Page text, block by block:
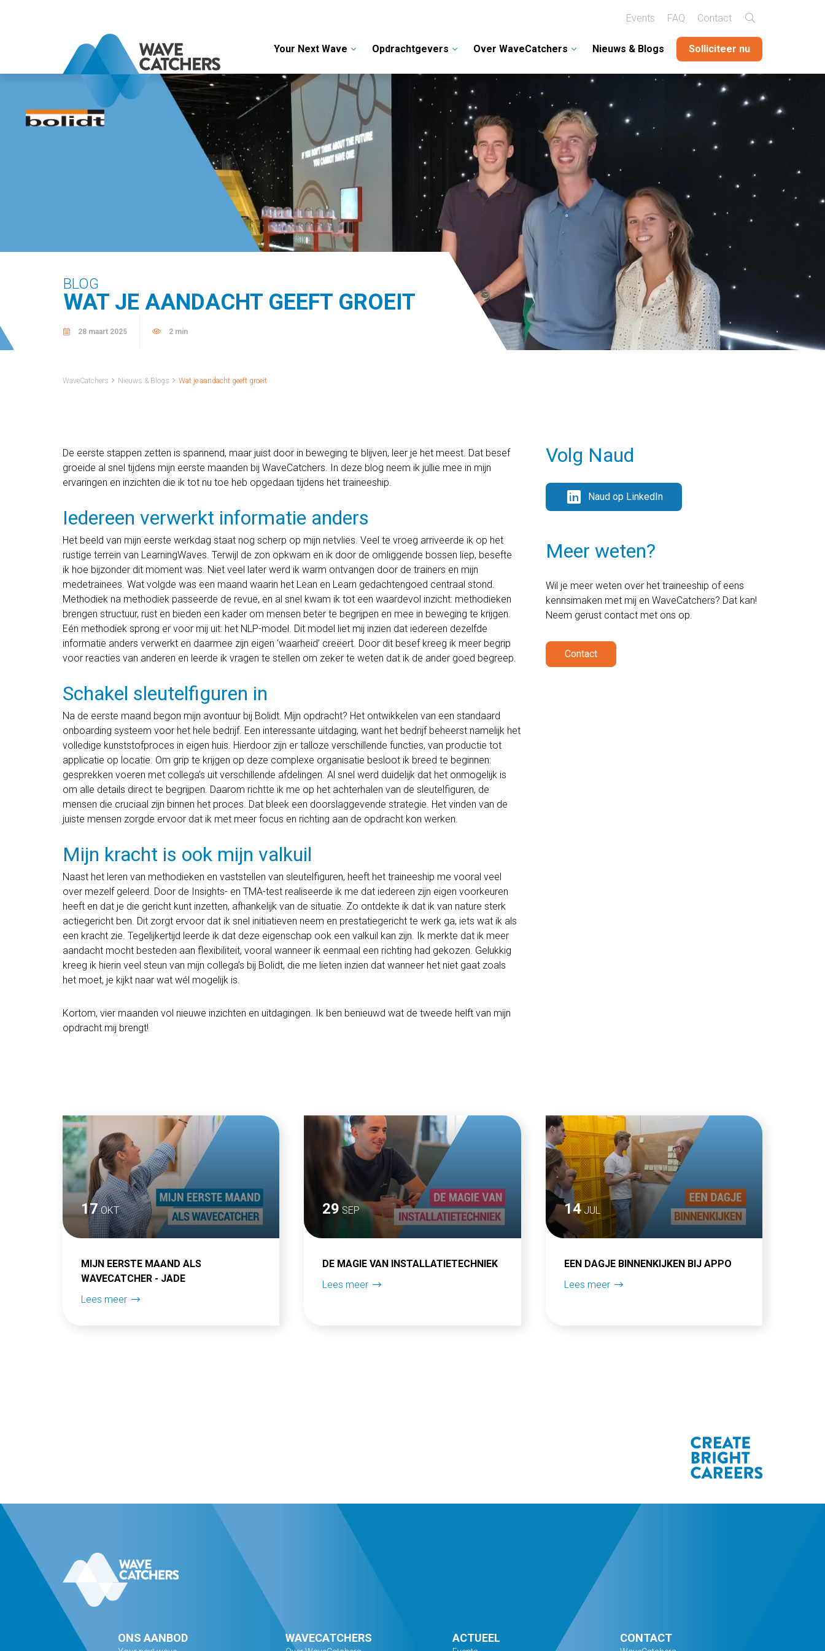
Events FAQ Contact
Your Next Wave Opdrachtgevers Over WaveCatchers Nieuws & Blogs Solliciteer nu
BLOG
WAT JE AANDACHT GEEFT GROEIT
28 maart 2025 2 min
WaveCatchers Nieuws & Blogs Wat je aandacht geeft groeit
De eerste stappen zetten is spannend, maar juist door in beweging te blijven, leer je het meest. Dat besef
groeide al snel tijdens mijn eerste maanden bij WaveCatchers. In deze blog neem ik jullie mee in mijn
ervaringen en inzichten die ik tot nu toe heb opgedaan tijdens het traineeship.
Iedereen verwerkt informatie anders
Het beeld van mijn eerste werkdag staat nog scherp op mijn netvlies. Veel te vroeg arriveerde ik op het
rustige terrein van LearningWaves. Terwijl de zon opkwam en ik door de omliggende bossen liep, besefte
ik hoe bijzonder dit moment was. Niet veel later werd ik warm ontvangen door de trainers en mijn
medetrainees. Wat volgde was een maand waarin het Lean en Learn gedachtengoed centraal stond.
Methodiek na methodiek passeerde de revue, en al snel kwam ik tot een waardevol inzicht: methodieken
brengen structuur, rust en bieden een kader om mensen beter te begrijpen en mee in beweging te krijgen.
Eén methodiek sprong er voor mij uit: het NLP-model. Dit model liet mij inzien dat iedereen dezelfde
informatie anders verwerkt en daarmee zijn eigen ‘waarheid’ creëert. Door dit besef kreeg ik meer begrip
voor reacties van anderen en leerde ik vragen te stellen om zeker te weten dat ik de ander goed begreep.
Schakel sleutelfiguren in
Na de eerste maand begon mijn avontuur bij Bolidt. Mijn opdracht? Het ontwikkelen van een standaard
onboarding systeem voor het hele bedrijf. Een interessante uitdaging, want het bedrijf beheerst namelijk het
volledige kunststofproces in eigen huis. Hierdoor zijn er talloze verschillende functies, van productie tot
applicatie op locatie. Om grip te krijgen op deze complexe organisatie besloot ik breed te beginnen:
gesprekken voeren met collega’s uit verschillende afdelingen. Al snel werd duidelijk dat het onmogelijk is
om alle details direct te begrijpen. Daarom richtte ik me op het achterhalen van de sleutelfiguren, de
mensen die cruciaal zijn binnen het proces. Dat bleek een doorslaggevende strategie. Het vinden van de
juiste mensen zorgde ervoor dat ik met meer focus en richting aan de opdracht kon werken.
Mijn kracht is ook mijn valkuil
Naast het leren van methodieken en vaststellen van sleutelfiguren, heeft het traineeship me vooral veel
over mezelf geleerd. Door de Insights- en TMA-test realiseerde ik me dat iedereen zijn eigen voorkeuren
heeft en dat je die gericht kunt inzetten, afhankelijk van de situatie. Zo ontdekte ik dat ik van nature sterk
actiegericht ben. Dit zorgt ervoor dat ik snel initiatieven neem en prestatiegericht te werk ga, iets wat ik als
een kracht zie. Tegelijkertijd leerde ik dat deze eigenschap ook een valkuil kan zijn. Ik merkte dat ik meer
aandacht mocht besteden aan flexibiliteit, vooral wanneer ik eenmaal een richting had gekozen. Gelukkig
kreeg ik hierin veel steun van mijn collega’s bij Bolidt, die me lieten inzien dat wanneer het niet gaat zoals
het moet, je kijkt naar wat wél mogelijk is.
Kortom, vier maanden vol nieuwe inzichten en uitdagingen. Ik ben benieuwd wat de tweede helft van mijn
opdracht mij brengt!
Volg Naud
Naud op LinkedIn
Meer weten?
Wil je meer weten over het traineeship of eens
kennsimaken met mij en WaveCatchers? Dat kan!
Neem gerust contact met ons op.
Contact
17OKT
MIJN EERSTE MAAND ALS
WAVECATCHER - JADE
Lees meer
29 SEP
DE MAGIE VAN INSTALLATIETECHNIEK
Lees meer
14JUL
EEN DAGJE BINNENKIJKEN BIJ APPO
Lees meer
ONS AANBOD WAVECATCHERS ACTUEEL CONTACT